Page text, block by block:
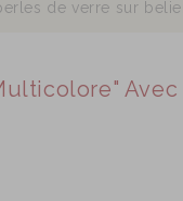
de verre sur
Avec